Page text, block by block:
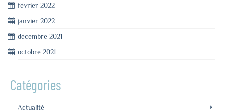
février 2022
janvier 2022
décembre 2021
octobre 2021
Catégories
Actualité